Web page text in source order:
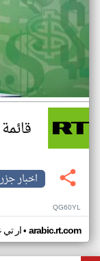
اخبار
QG60YL
ار تي• arabic.rt.com